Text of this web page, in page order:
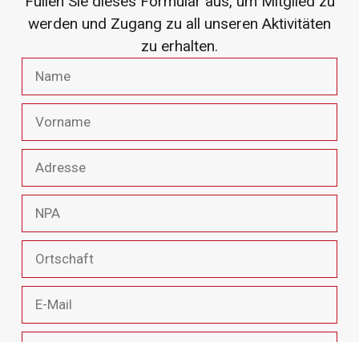
werden und Zugang zu all unseren Aktivitäten
zu erhalten.